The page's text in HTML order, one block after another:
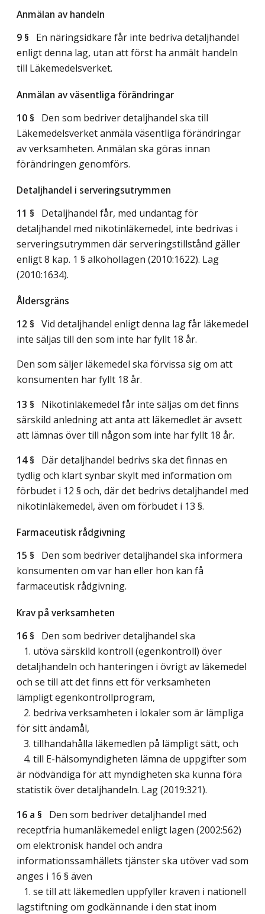
Anmälan av handeln
9 § En näringsidkare får inte bedriva detaljhandel
enligt denna lag, utan att först ha anmält handeln
till Läkemedelsverket.
Anmälan av väsentliga förändringar
10 § Den som bedriver detaljhandel ska till
Läkemedelsverket anmäla väsentliga förändringar
av verksamheten. Anmälan ska göras innan
förändringen genomförs.
Detaljhandel i serveringsutrymmen
11 § Detaljhandel får, med undantag för
detaljhandel med nikotinläkemedel, inte bedrivas i
serveringsutrymmen där serveringstillstånd gäller
enligt 8 kap. 1 § alkohollagen (2010:1622). Lag
(2010:1634).
Åldersgräns
12 § Vid detaljhandel enligt denna lag får läkemedel
inte säljas till den som inte har fyllt 18 år.
Den som säljer läkemedel ska förvissa sig om att
konsumenten har fyllt 18 år.
13 § Nikotinläkemedel får inte säljas om det finns
särskild anledning att anta att läkemedlet är avsett
att lämnas över till någon som inte har fyllt 18 år.
14 § Där detaljhandel bedrivs ska det finnas en
tydlig och klart synbar skylt med information om
förbudet i 12 § och, där det bedrivs detaljhandel med
nikotinläkemedel, även om förbudet i 13 §.
Farmaceutisk rådgivning
15 § Den som bedriver detaljhandel ska informera
konsumenten om var han eller hon kan få
farmaceutisk rådgivning.
Krav på verksamheten
16 § Den som bedriver detaljhandel ska
1. utöva särskild kontroll (egenkontroll) över
detaljhandeln och hanteringen i övrigt av läkemedel
och se till att det finns ett för verksamheten
lämpligt egenkontrollprogram,
2. bedriva verksamheten i lokaler som är lämpliga
för sitt ändamål,
3. tillhandahålla läkemedlen på lämpligt sätt, och
4. till E-hälsomyndigheten lämna de uppgifter som
är nödvändiga för att myndigheten ska kunna föra
statistik över detaljhandeln. Lag (2019:321).
16 a § Den som bedriver detaljhandel med
receptfria humanläkemedel enligt lagen (2002:562)
om elektronisk handel och andra
informationssamhällets tjänster ska utöver vad som
anges i 16 § även
1. se till att läkemedlen uppfyller kraven i nationell
lagstiftning om godkännande i den stat inom